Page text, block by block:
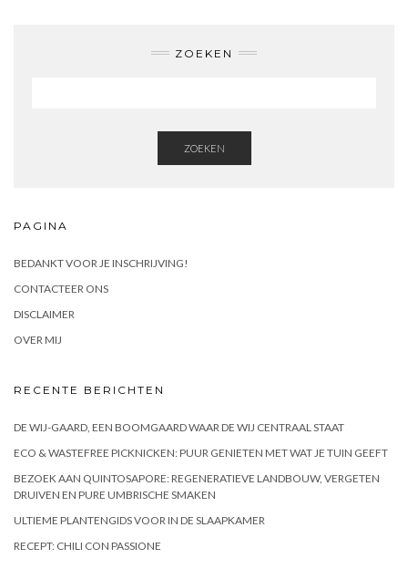
ZOEKEN
ZOEKEN
PAGINA
BEDANKT VOOR JE INSCHRIJVING!
CONTACTEER ONS
DISCLAIMER
OVER MIJ
RECENTE BERICHTEN
DE WIJ-GAARD, EEN BOOMGAARD WAAR DE WIJ CENTRAAL STAAT
ECO & WASTEFREE PICKNICKEN: PUUR GENIETEN MET WAT JE TUIN GEEFT
BEZOEK AAN QUINTOSAPORE: REGENERATIEVE LANDBOUW, VERGETEN
DRUIVEN EN PURE UMBRISCHE SMAKEN
ULTIEME PLANTENGIDS VOOR IN DE SLAAPKAMER
RECEPT: CHILI CON PASSIONE